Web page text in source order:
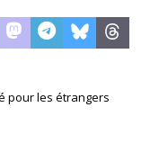
pour les étrangers